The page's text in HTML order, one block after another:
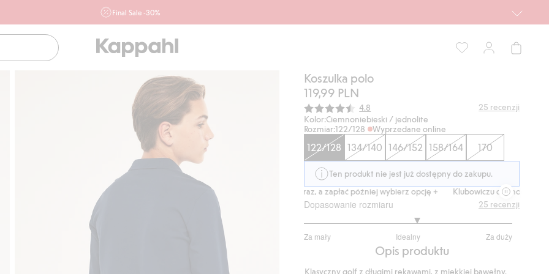
Final Sale -30%
ofertę, również z działu outlet do 10.8 w sklepach Kappahl i
Newbie oraz na kappahl.com. Ofert nie łączymy
Newbie
Koszulka polo
119,99 PLN
Średnia ocena:
4.8 25 recenzji
Kolor:Ciemnoniebieski / jednolite
Rozmiar:122/128 Wyprzedane online
122/128 134/140 146/152 158/164 170
Ten produkt nie jest już dostępny do zakupu.
Klubowiczu darmowa dostawa od 150 zł
Kup teraz, a zapłać później wybierz opcję + Klubowiczu darmowa
Dopasowanie rozmiaru
Za mały Idealny Za duży
na
25 recenzji
Opis produktu
Klasyczny golf z długimi rękawami, z miękkiej bawełny.